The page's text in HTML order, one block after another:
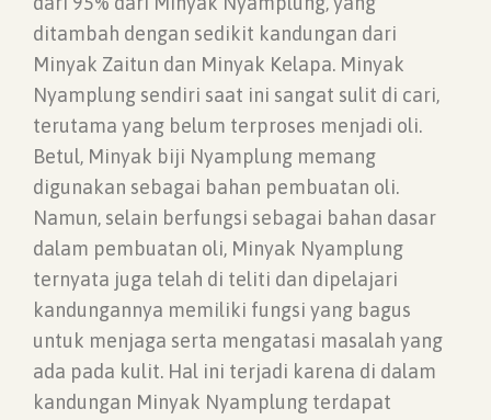
ditambah dengan sedikit kandungan dari
Minyak Zaitun dan Minyak Kelapa. Minyak
Nyamplung sendiri saat ini sangat sulit di cari,
terutama yang belum terproses menjadi oli.
Betul, Minyak biji Nyamplung memang
digunakan sebagai bahan pembuatan oli.
Namun, selain berfungsi sebagai bahan dasar
dalam pembuatan oli, Minyak Nyamplung
ternyata juga telah di teliti dan dipelajari
kandungannya memiliki fungsi yang bagus
untuk menjaga serta mengatasi masalah yang
ada pada kulit. Hal ini terjadi karena di dalam
kandungan Minyak Nyamplung terdapat